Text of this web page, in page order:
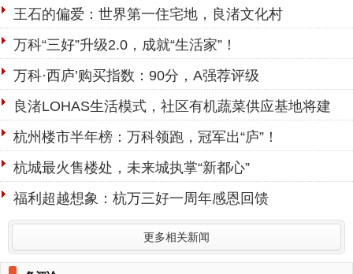
王石的偏爱：世界第一住宅地，良渚文化村
万科“三好”升级2.0，成就“生活家”！
万科·西庐’购买指数：90分，A强荐评级
良渚LOHAS生活模式，社区有机蔬菜供应基地将建
杭州楼市半年榜：万科领跑，冠军出“庐”！
杭城最火售楼处，未来城执掌“新都心”
福利超越想象：杭万三好一周年感恩回馈
更多相关新闻